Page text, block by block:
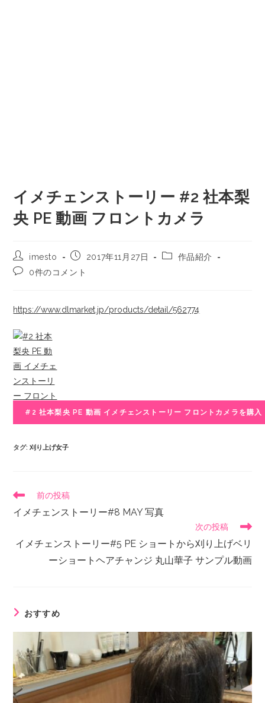
イメチェンストーリー #2 社本梨
央 PE 動画 フロントカメラ
imesto 2017年11月27日
作品紹介
0件のコメント
https://www.dlmarket.jp/products/detail/562774
タグ:刈り上げ女子
前の投稿
イメチェンストーリー#8 MAY 写真
次の投稿
イメチェンストーリー#5 PE ショートから刈り上げベリ
ーショートヘアチャンジ 丸山華子 サンプル動画
おすすめ